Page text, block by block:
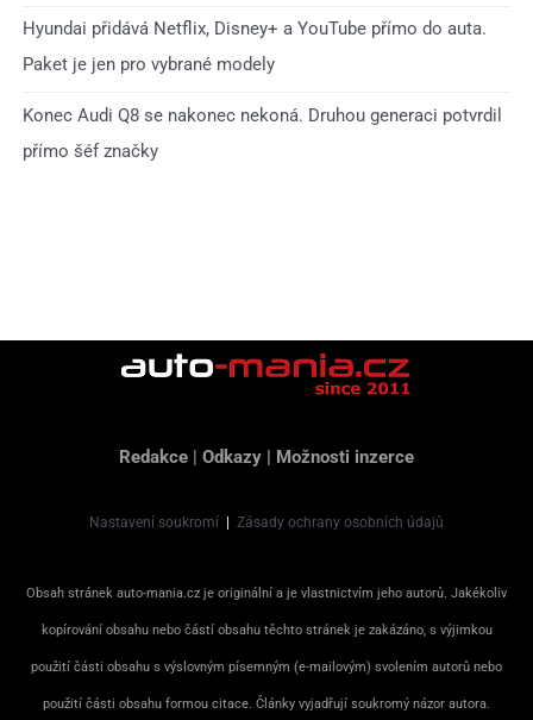
Hyundai přidává Netflix, Disney+ a YouTube přímo do auta.
Paket je jen pro vybrané modely
Konec Audi Q8 se nakonec nekoná. Druhou generaci potvrdil
přímo šéf značky
Redakce | Odkazy | Možnosti inzerce
Nastavení soukromí Zásady ochrany osobních údajů
Obsah stránek auto-mania.cz je originální a je vlastnictvím jeho autorů. Jakékoliv
kopírování obsahu nebo částí obsahu těchto stránek je zakázáno, s výjimkou
použití části obsahu s výslovným písemným (e-mailovým) svolením autorů nebo
použití části obsahu formou citace. Články vyjadřují soukromý názor autora.